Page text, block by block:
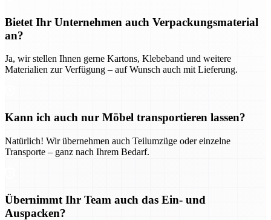
Bietet Ihr Unternehmen auch Verpackungsmaterial
an?
Ja, wir stellen Ihnen gerne Kartons, Klebeband und weitere
Materialien zur Verfügung – auf Wunsch auch mit Lieferung.
Kann ich auch nur Möbel transportieren lassen?
Natürlich! Wir übernehmen auch Teilumzüge oder einzelne
Transporte – ganz nach Ihrem Bedarf.
Übernimmt Ihr Team auch das Ein- und
Auspacken?